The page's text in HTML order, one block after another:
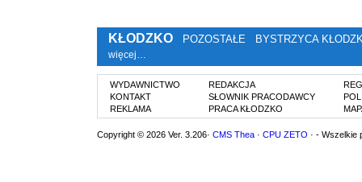
KŁODZKO POZOSTAŁE BYSTRZYCA
więcej…
WYDAWNICTWO
KONTAKT
REKLAMA
REDAKCJA
SŁOWNIK PRACODAWCY
PRACA KŁODZKO
Copyright © 2026 Ver. 3.206· CMS Thea · CPU ZETO · - Wszelkie